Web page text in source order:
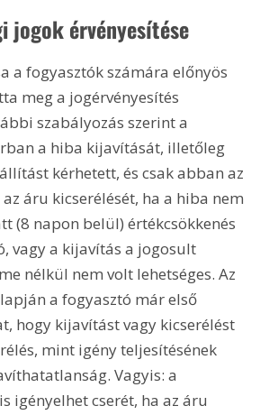
jogok érvényesítése
a fogyasztók számára előnyös
meg a jogérvényesítés
szabályozás szerint a
a hiba kijavítását, illetőleg
kérhetett, és csak abban az
áru kicserélését, ha a hiba nem
(8 napon belül) értékcsökkenés
vagy a kijavítás a jogosult
nélkül nem volt lehetséges. Az
a fogyasztó már első
hogy kijavítást vagy kicserélést
mint igény teljesítésének
Vagyis: a
igényelhet cserét, ha az áru